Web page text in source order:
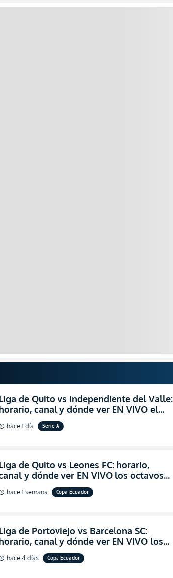
Liga de Quito vs Independiente del Valle:
horario, canal y dónde ver EN VIVO el
partidazo por la fecha 24 de la LigaPro
2026
schedule hace 1 día Serie A
Liga de Quito vs Leones FC: horario,
y dónde ver EN VIVO los octavos
de final de la Copa Ecuador 2026
schedule hace 1 semana Copa Ecuador
Liga de Portoviejo vs Barcelona SC:
horario, canal y dónde ver EN VIVO los
octavos de final de la Copa Ecuador 2026
schedule hace 4 días Copa Ecuador